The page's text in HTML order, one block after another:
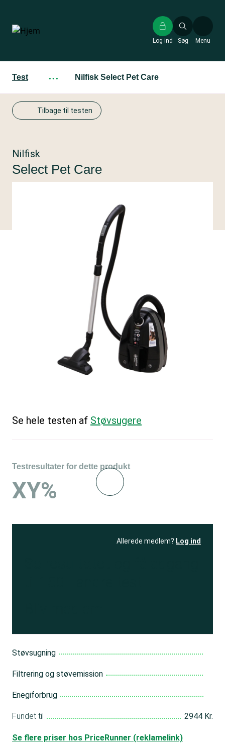
hovedindhold
Søg
Log ind Menu
Test ··· Nilfisk Select Pet Care
Tilbage til testen
Nilfisk
Select Pet Care
Se hele testen af Støvsugere
Testresultater for dette produkt
XY%
Allerede medlem? Log ind
Støvsugning
Filtrering og støvemission
Enegiforbrug
Fundet til 2944 Kr.
Se flere priser hos PriceRunner (reklamelink)